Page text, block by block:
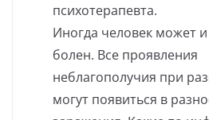
психотерапевта.
Иногда человек может
болен. Все проявления
неблагополучия при
могут появиться в